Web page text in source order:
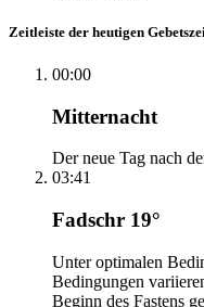
Zeitleiste der heutigen
00:00
Mitternacht
Der neue Tag nach
03:41
Fadschr 19°
Unter optimalen
Bedingungen
Beginn des Fastens